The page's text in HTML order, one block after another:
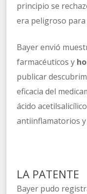
principio se
era peligroso
Bayer envió
farmacéuticos y
publicar
eficacia del
ácido
antiinflamatorios y
LA PATENTE
Bayer pudo